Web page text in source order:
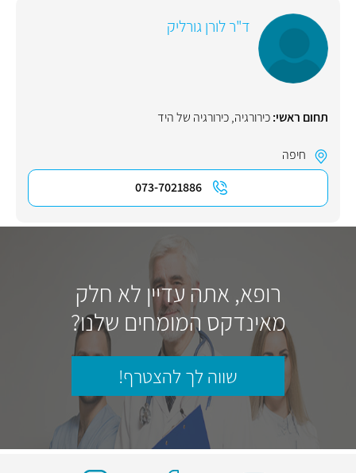
ד"ר לורן גורליק
תחום ראשי:כירורגיה,כירורגיה של היד
חיפה
073-7021886
רופא, אתה עדיין לא חלק
מאינדקס המומחים שלנו?
שווה לך להצטרף!